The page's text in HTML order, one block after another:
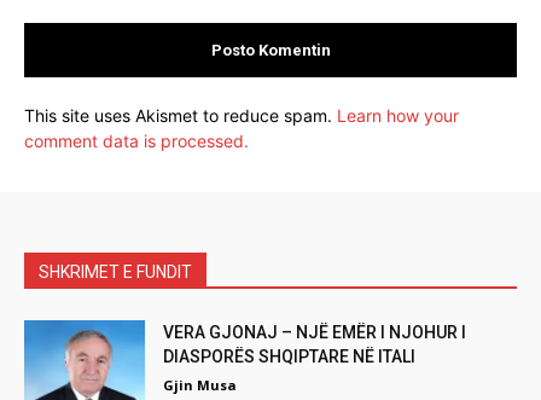
This site uses Akismet to reduce spam. Learn how your
comment data is processed.
SHKRIMET E FUNDIT
VERA GJONAJ – NJË EMËR I NJOHUR I
DIASPORËS SHQIPTARE NË ITALI
Gjin Musa